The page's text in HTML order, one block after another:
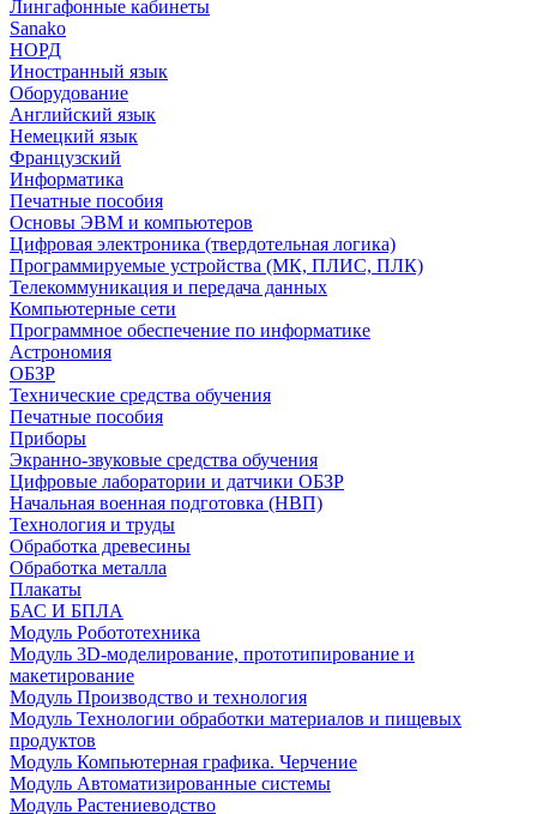
Лингафонные кабинеты
Sanako
НОРД
Иностранный язык
Оборудование
Английский язык
Немецкий язык
Французский
Информатика
Печатные пособия
Основы ЭВМ и компьютеров
Цифровая электроника (твердотельная логика)
Программируемые устройства (МК, ПЛИС, ПЛК)
Телекоммуникация и передача данных
Компьютерные сети
Программное обеспечение по информатике
Астрономия
ОБЗР
Технические средства обучения
Печатные пособия
Приборы
Экранно-звуковые средства обучения
Цифровые лаборатории и датчики ОБЗР
Начальная военная подготовка (НВП)
Технология и труды
Обработка древесины
Обработка металла
Плакаты
БАС И БПЛА
Модуль Робототехника
Модуль 3D-моделирование, прототипирование и
макетирование
Модуль Производство и технология
Модуль Технологии обработки материалов и пищевых
продуктов
Модуль Компьютерная графика. Черчение
Модуль Автоматизированные системы
Модуль Растениеводство